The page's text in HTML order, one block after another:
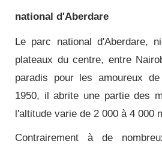
national d'Aberdare
Le parc national d'Aberdare,
plateaux du centre, entre
paradis pour les amoureux
1950, il abrite une partie des
l'altitude varie de 2 000 à 4 000
Contrairement à de